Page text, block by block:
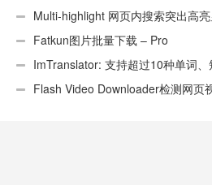
Multi-highlight 网页内搜索突出高
Fatkun图片批量下载 – Pro
ImTranslator: 支持超过10种单词
性不错Flash Video Downloader检测网页